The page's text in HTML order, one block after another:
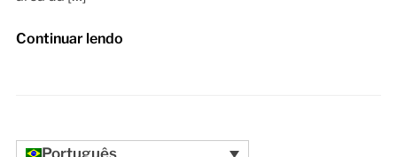
Continuar lendo
Português